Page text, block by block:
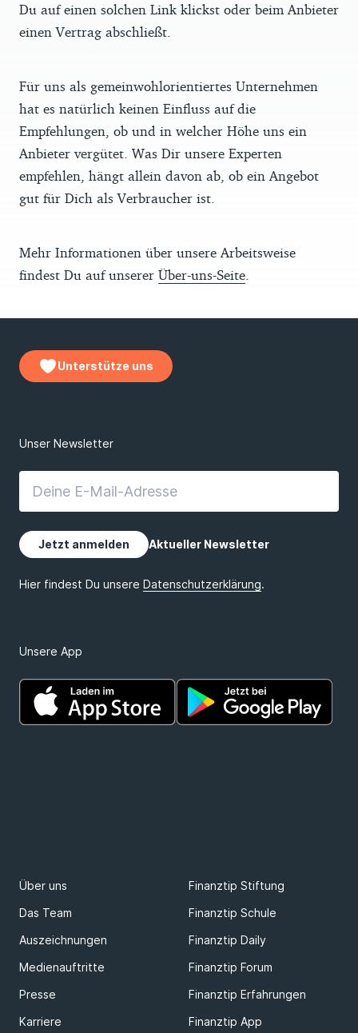
Du auf einen solchen Link klickst oder beim Anbieter
einen Vertrag abschließt.
Für uns als gemeinwohlorientiertes Unternehmen
hat es natürlich keinen Einfluss auf die
Empfehlungen, ob und in welcher Höhe uns ein
Anbieter vergütet. Was Dir unsere Experten
empfehlen, hängt allein davon ab, ob ein Angebot
gut für Dich als Verbraucher ist.
Mehr Informationen über unsere Arbeitsweise
findest Du auf unserer Über-uns-Seite
Unterstütze uns
Unsere App
Über uns
Finanztip Stiftung
Das Team
Finanztip Schule
Auszeichnungen
Finanztip Daily
Medienauftritte
Finanztip Forum
Presse
Finanztip Erfahrungen
Karriere
Finanztip App